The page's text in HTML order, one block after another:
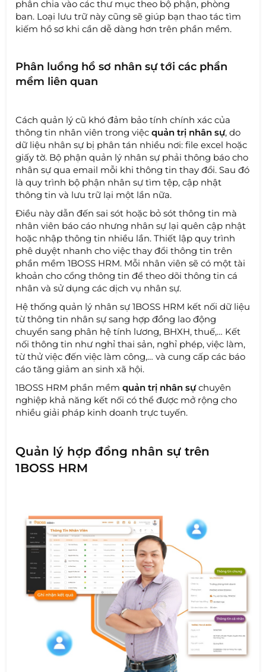
phân chia vào các thư mục theo bộ phận, phòng
ban. Loại lưu trữ này cũng sẽ giúp bạn thao tác tìm
kiếm hồ sơ khi cần dễ dàng hơn trên phần mềm.
Phân luồng hồ sơ nhân sự tới các phần
mềm liên quan
Cách quản lý cũ khó đảm bảo tính chính xác của
thông tin nhân viên trong việcquản trị nhân sự, do
dữ liệu nhân sự bị phân tán nhiều nơi: file excel hoặc
giấy tờ. Bộ phận quản lý nhân sự phải thông báo cho
nhân sự qua email mỗi khi thông tin thay đổi. Sau đó
là quy trình bộ phận nhân sự tìm tệp, cập nhật
thông tin và lưu trữ lại một lần nữa.
Điều này dẫn đến sai sót hoặc bỏ sót thông tin mà
nhân viên báo cáo nhưng nhân sự lại quên cập nhật
hoặc nhập thông tin nhiều lần. Thiết lập quy trình
phê duyệt nhanh cho việc thay đổi thông tin trên
phần mềm 1BOSS HRM. Mỗi nhân viên sẽ có một tài
khoản cho cổng thông tin để theo dõi thông tin cá
nhân và sử dụng các dịch vụ nhân sự.
Hệ thống quản lý nhân sự 1BOSS HRM kết nối dữ liệu
từ thông tin nhân sự sang hợp đồng lao động
chuyển sang phân hệ tính lương, BHXH, thuế,… Kết
nối thông tin như nghỉ thai sản, nghỉ phép, việc làm,
từ thử việc đến việc làm công,… và cung cấp các báo
cáo tăng giảm an sinh xã hội.
1BOSS HRM phần mềmquản trị nhân sựchuyên
nghiệp khả năng kết nối có thể được mở rộng cho
nhiều giải pháp kinh doanh trực tuyến.
Quản lý hợp đồng nhân sự trên
1BOSS HRM